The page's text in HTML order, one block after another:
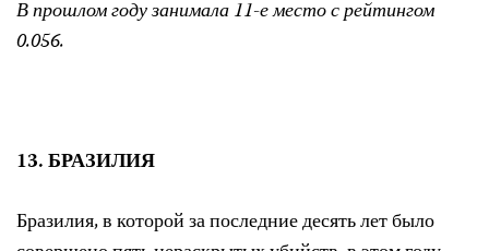
В прошлом году занимала 11-е место с рейтингом
0.056.
13. БРАЗИЛИЯ
Бразилия, в которой за последние десять лет было